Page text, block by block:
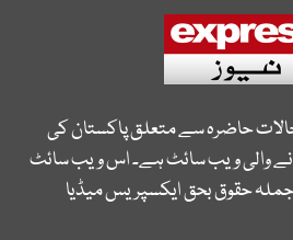
حاضرہ سے متعلق پاکستان کی
والی ویب سائٹ ہے۔ اس ویب سائٹ
جملہ حقوق بحق ایکسپریس میڈیا